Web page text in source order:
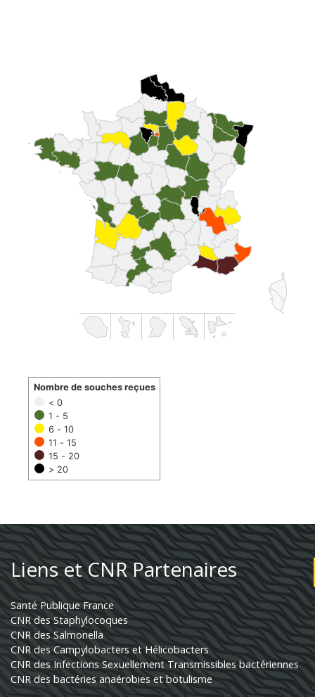
< 0
1 - 5
6 - 10
11 - 15
15 - 20
> 20
Nombre de souches reçues
Liens et CNR Partenaires
Santé Publique France
CNR des Staphylocoques
CNR des Salmonella
CNR des Campylobacters et Hélicobacters
CNR des Infections Sexuellement Transmissibles bactériennes
CNR des bactéries anaérobies et botulisme